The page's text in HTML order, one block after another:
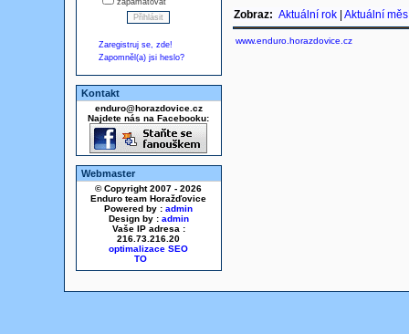
zapamatovat
Zaregistruj se, zde!
Zapomněl(a) jsi heslo?
Kontakt
enduro@horazdovice.cz
Najdete nás na Facebooku:
Webmaster
© Copyright 2007 - 2026
Enduro team Horažďovice
Powered by : admin
Design by : admin
Vaše IP adresa :
216.73.216.20
optimalizace SEO
Zobraz: Aktuální rok| Aktuální
www.enduro.horazdovice.cz